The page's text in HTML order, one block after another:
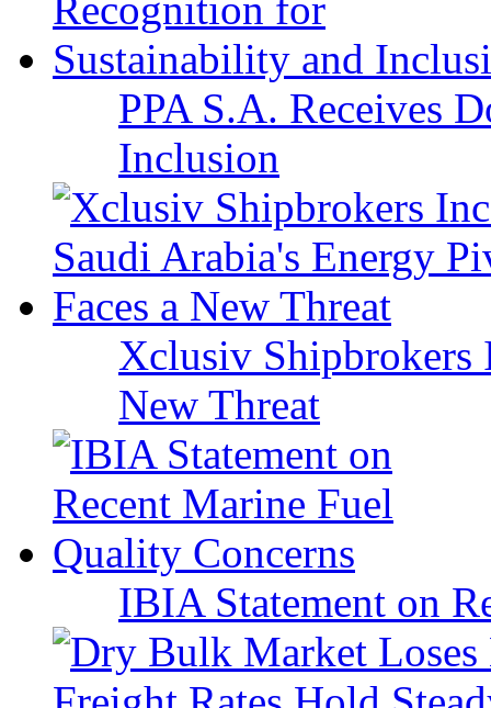
PPA S.A. Receives
Inclusion
Xclusiv Shipbrokers
New Threat
IBIA Statement on